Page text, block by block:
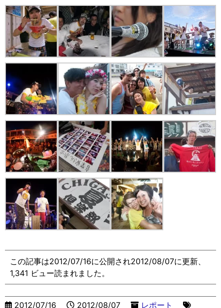
この記事は2012/07/16に公開され2012/08/07に更新、
1,341 ビュー読まれました。
2012/07/16 2012/08/07 レポート